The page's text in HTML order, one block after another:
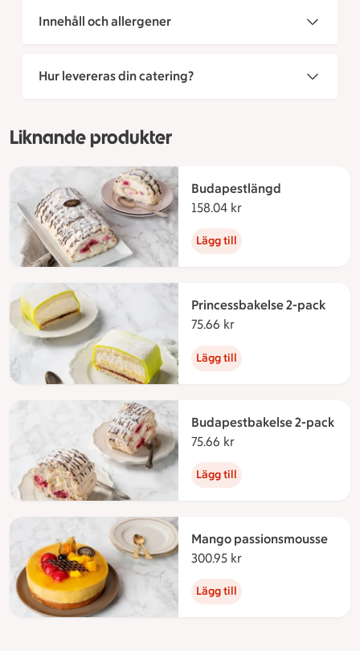
Innehåll och allergener
Hur levereras din catering?
Liknande produkter
Budapestlängd
158.04 kr
Lägg till
Princessbakelse 2-pack
75.66 kr
Lägg till
Budapestbakelse 2-pack
75.66 kr
Lägg till
Mango passionsmousse
300.95 kr
Lägg till